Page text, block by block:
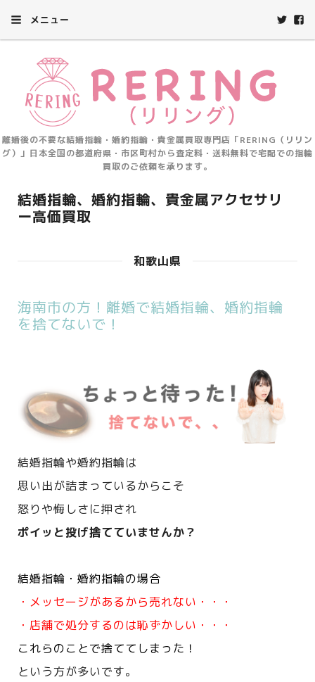
メニュー
離婚後の不要な結婚指輪・婚約指輪・貴金属買取専門店「RERING（リリン
グ）」日本全国の都道府県・市区町村から査定料・送料無料で宅配での指輪
買取のご依頼を承ります。
結婚指輪、婚約指輪、貴金属アクセサリ
ー高価買取
和歌山県
海南市の方！離婚で結婚指輪、婚約指輪
を捨てないで！
結婚指輪や婚約指輪は
思い出が詰まっているからこそ
怒りや悔しさに押され
ポイッと投げ捨てていませんか？
結婚指輪・婚約指輪の場合
・メッセージがあるから売れない・・・
・店舗で処分するのは恥ずかしい・・・
これらのことで捨ててしまった！
という方が多いです。